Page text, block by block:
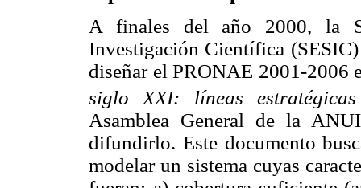
A finales del año 2000, la
Investigación Científica
diseñar el PRONAE 2001-2006
siglo
XXI: líneas
Asamblea General de la
difundirlo. Este documento
modelar un sistema cuyas